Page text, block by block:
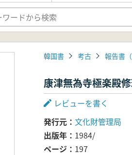
韓国書 考古 報告書（
康津無為寺極楽殿
レビューを書く
発行元
文化財管理局
出版年
1984/
ページ
197